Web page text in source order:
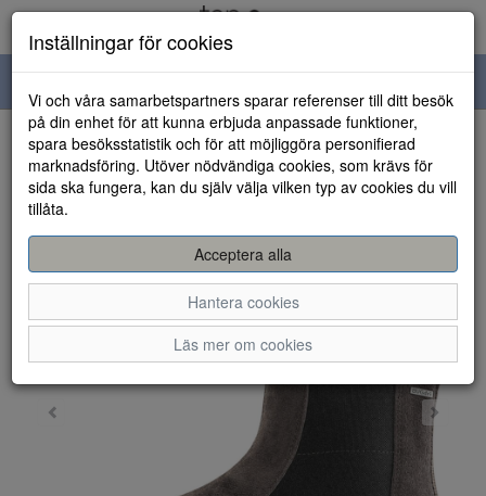
navigation
HEM
Inställningar för cookies
Vi och våra samarbetspartners sparar referenser till ditt besök
på din enhet för att kunna erbjuda anpassade funktioner,
spara besöksstatistik och för att möjliggöra personifierad
marknadsföring. Utöver nödvändiga cookies, som krävs för
sida ska fungera, kan du själv välja vilken typ av cookies du vill
tillåta.
Acceptera alla
Hantera cookies
Läs mer om cookies